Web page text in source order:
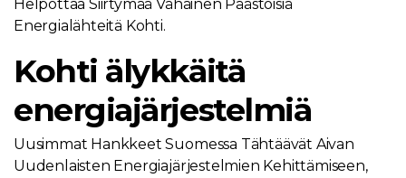
Helpottaa Siirtymää Vähäinen Päästöisiä
Energialähteitä Kohti.
Kohti älykkäitä
energiajärjestelmiä
Uusimmat Hankkeet Suomessa Tähtäävät Aivan
Uudenlaisten Energiajärjestelmien Kehittämiseen,